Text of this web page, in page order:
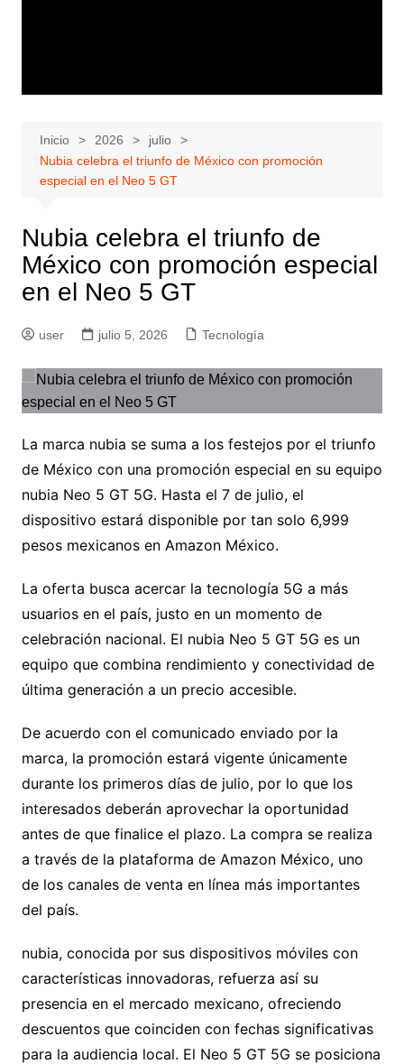
Inicio 2026
julio
Nubia celebra el triunfo de México con promoción
especial en el Neo 5 GT
Nubia celebra el triunfo de
México con promoción especial
en el Neo 5 GT
user julio 5, 2026 Tecnología
La marca nubia se suma a los festejos por el triunfo
de México con una promoción especial en su equipo
nubia Neo 5 GT 5G. Hasta el 7 de julio, el
dispositivo estará disponible por tan solo 6,999
pesos mexicanos en Amazon México.
La oferta busca acercar la tecnología 5G a más
usuarios en el país, justo en un momento de
celebración nacional. El nubia Neo 5 GT 5G es un
equipo que combina rendimiento y conectividad de
última generación a un precio accesible.
De acuerdo con el comunicado enviado por la
marca, la promoción estará vigente únicamente
durante los primeros días de julio, por lo que los
interesados deberán aprovechar la oportunidad
antes de que finalice el plazo. La compra se realiza
a través de la plataforma de Amazon México, uno
de los canales de venta en línea más importantes
del país.
nubia, conocida por sus dispositivos móviles con
características innovadoras, refuerza así su
presencia en el mercado mexicano, ofreciendo
descuentos que coinciden con fechas significativas
para la audiencia local. El Neo 5 GT 5G se posiciona